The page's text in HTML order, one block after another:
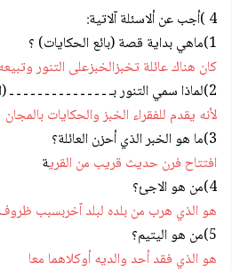
4 )أجب عن ألاسئلة آلاتية:
1)ماهي بداية قصة (بائع الحكايات) ؟
كان هناك عائلة تخبزالخبزعلى التنور
2)لماذا سمي التنور بـ ـ ـ ـ ـ ـ ـ ـ ـ ـ ـ ـ ـ ـ ـ (التنور الكريم) ؟
لأنه يقدم للفقراء الخبز والحكايات بالمجان
3)ما هو الخبر الذي أحزن العائلة؟
افتتاح فرن حديث قريب من القرية
4)من هو الاجئ؟
هو الذي هرب من بلده لبلد آخربسبب
5)من هو اليتيم؟
هو الذي فقد أحد والديه أوكلاهما معا